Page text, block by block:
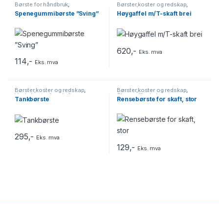
Børste for håndbruk
Børster,koster og redskap
Spenegummibørste ”Sving”
114,- Eks. mva
Børster,koster og redskap
Redskap
Høygaffel m/T-skaft brei
620,- Eks. mva
Børster,koster og redskap,
Vaskekoster for skaft
Tankbørste
295,- Eks. mva
Børster,koster og redskap,
Slange-/flaskebørster
Rensebørste for skaft, stor
129,- Eks. mva